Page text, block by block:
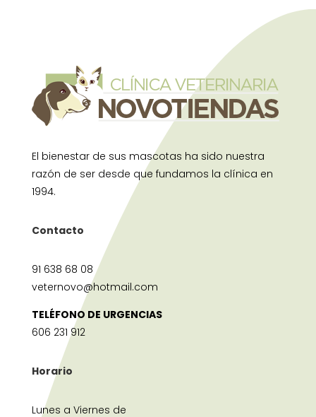
El bienestar de sus mascotas ha sido nuestra
razón de ser desde que fundamos la clínica en
1994.
Contacto
91 638 68 08
veternovo@hotmail.com
TELÉFONO DE URGENCIAS
606 231 912
Horario
Lunes a Viernes de